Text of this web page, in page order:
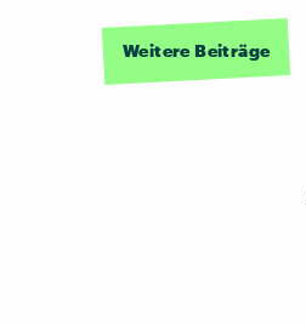
Weitere Beiträge